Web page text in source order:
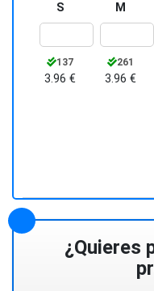
S
137
3.96 €
M
261
3.96 €
¿Quieres